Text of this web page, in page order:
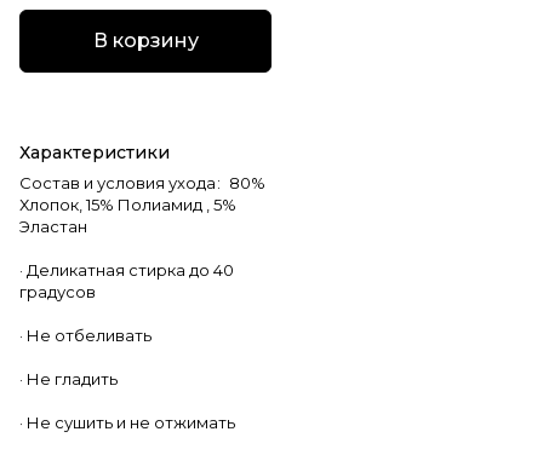
В корзину
Характеристики
Состав и условия ухода: 80%
Хлопок, 15% Полиамид , 5%
Эластан
· Деликатная стирка до 40
градусов
· Не отбеливать
· Не гладить
· Не сушить и не отжимать